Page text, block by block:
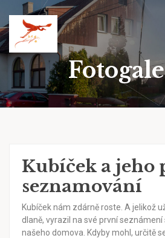
Kubíček a jeho
seznamování
Kubíček nám zdárně roste. A jelikož
dlaně, vyrazil na své první
našeho domova. Kdyby mohl, určitě